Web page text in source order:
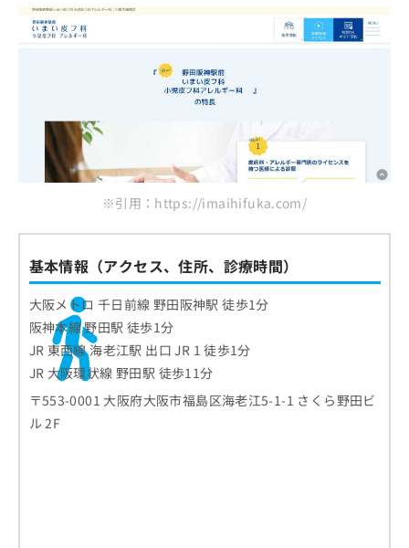
※引用：https://imaihifuka.com/
基本情報（アクセス、住所、診療時間）
大阪メトロ 千日前線 野田阪神駅 徒歩1分
阪神本線 野田駅 徒歩1分
JR 東西線 海老江駅 出口 JR 1 徒歩1分
JR 大阪環状線 野田駅 徒歩11分
〒553-0001 大阪府大阪市福島区海老江5-1-1 さくら野田ビ
ル 2F